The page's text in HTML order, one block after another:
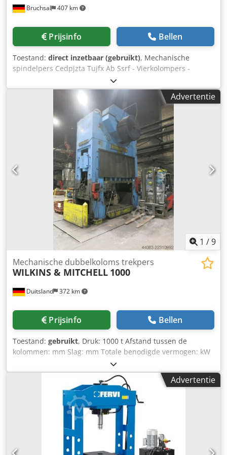
Bruchsal 407 km
Prijsinfo Bellen
Toestand: direct inzetbaar (gebruikt), Mechanische
spindelpers Cedpjzta Tujfx Ab Ssrf - Vierkolompers -
Doorloopopening, zie afbeeldingen - Perskracht ca. 40 ton
Afmetingen: L x B x H 1,5 x 1,5 x 2,0 meter / Gewicht 700 kg
Advertentie
1 /9
Duitsland 372 km
Mechanische dubbelkoloms trekpers
WILKINS & MITCHELL 1000
Prijsinfo Bellen
Toestand: gebruikt, Druk: 1000 t Afstand tussen de
kolommen: mm Slag: mm Totale benodigde vermogen: kW
De technische gegevens zijn specificaties van de fabrikant
of de exploitant en zijn daarom niet bindend voor ons. Wij
behouden ons het recht voor om de machines tussentijds
te verkopen; uitsluitend onze algemene voorwaarden en
verkoopvoorwaarden zijn van toepassing. Over ons Meer
dan 400 machines op voorraad Meer dan 15.000 m²
opslagruimte, kraancapaciteit 70 t Csdpfx Abszk Rcuo Serf
Meer dan 10.000 artikelen aan toebehoren voor uw
werkplaats Wilt u machines, productielijnen of uw bedrijf
Advertentie